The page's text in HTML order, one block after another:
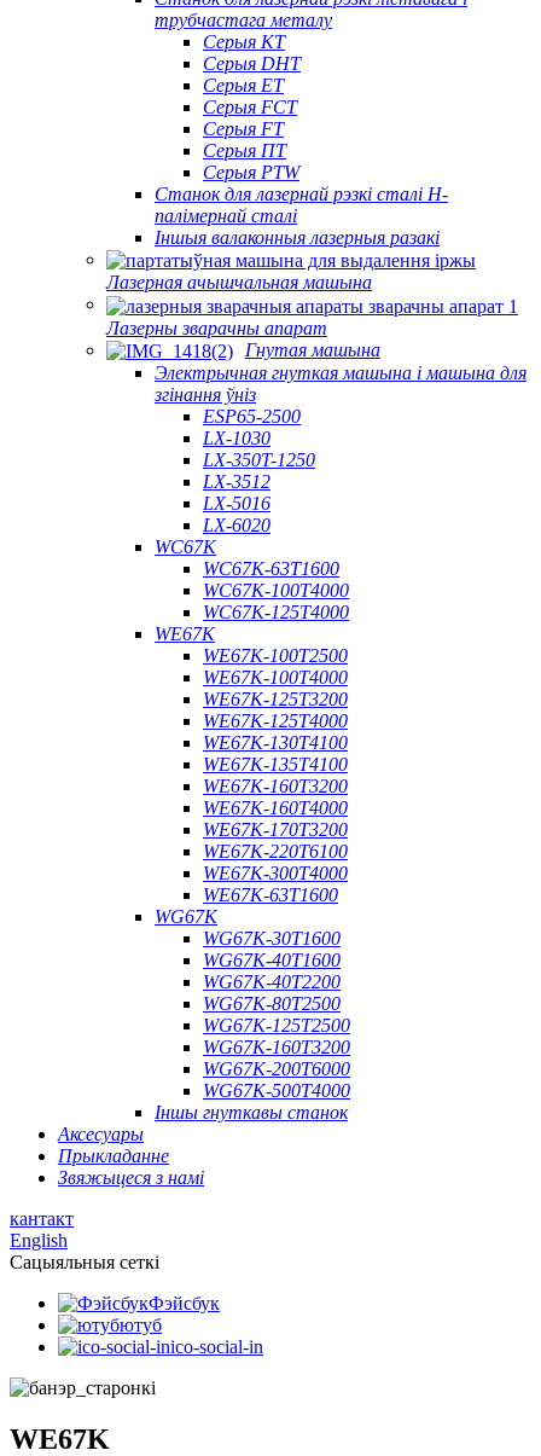
трубчастага металу
Серыя КТ
Серыя DHT
Серыя ET
Серыя FCT
Серыя FT
Серыя ПТ
Серыя PTW
Станок для лазернай рэзкі сталі H-
палімернай сталі
Іншыя валаконныя лазерныя разакі
Лазерная ачышчальная машына
Лазерны зварачны апарат
Гнутая машына
Электрычная гнуткая машына і машына для
згінання ўніз
ESP65-2500
LX-1030
LX-350T-1250
LX-3512
LX-5016
LX-6020
WC67K
WC67K-63T1600
WC67K-100T4000
WC67K-125T4000
WE67K
WE67K-100T2500
WE67K-100T4000
WE67K-125T3200
WE67K-125T4000
WE67K-130T4100
WE67K-135T4100
WE67K-160T3200
WE67K-160T4000
WE67K-170T3200
WE67K-220T6100
WE67K-300T4000
WE67K-63T1600
WG67K
WG67K-30T1600
WG67K-40T1600
WG67K-40T2200
WG67K-80T2500
WG67K-125T2500
WG67K-160T3200
WG67K-200T6000
WG67K-500T4000
Іншы гнуткавы станок
Аксесуары
Прыкладанне
Звяжыцеся з намі
кантакт
English
Сацыяльныя сеткі
Фэйсбук
ютуб
ico-social-in
WE67K